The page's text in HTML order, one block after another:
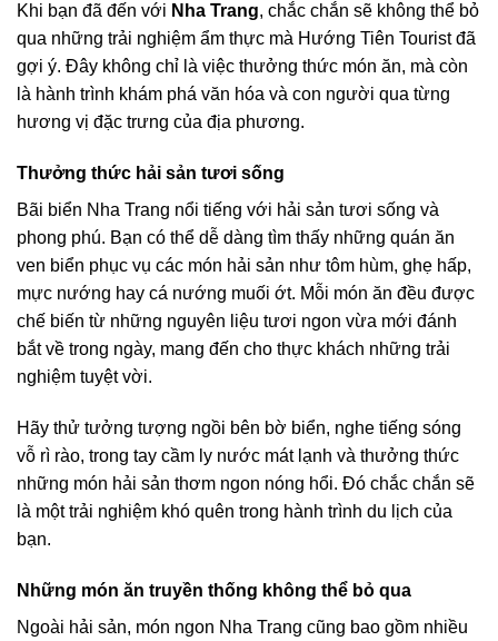
Khi bạn đã đến với Nha Trang, chắc chắn sẽ không thể bỏ
qua những trải nghiệm ẩm thực mà Hướng Tiên Tourist đã
gợi ý. Đây không chỉ là việc thưởng thức món ăn, mà còn
là hành trình khám phá văn hóa và con người qua từng
hương vị đặc trưng của địa phương.
Thưởng thức hải sản tươi sống
Bãi biển Nha Trang nổi tiếng với hải sản tươi sống và
phong phú. Bạn có thể dễ dàng tìm thấy những quán ăn
ven biển phục vụ các món hải sản như tôm hùm, ghẹ hấp,
mực nướng hay cá nướng muối ớt. Mỗi món ăn đều được
chế biến từ những nguyên liệu tươi ngon vừa mới đánh
bắt về trong ngày, mang đến cho thực khách những trải
nghiệm tuyệt vời.
Hãy thử tưởng tượng ngồi bên bờ biển, nghe tiếng sóng
vỗ rì rào, trong tay cầm ly nước mát lạnh và thưởng thức
những món hải sản thơm ngon nóng hổi. Đó chắc chắn sẽ
là một trải nghiệm khó quên trong hành trình du lịch của
bạn.
Những món ăn truyền thống không thể bỏ qua
Ngoài hải sản, món ngon Nha Trang cũng bao gồm nhiều